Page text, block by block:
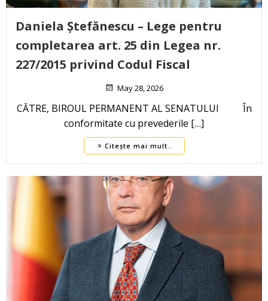
Daniela Ștefănescu – Lege pentru
completarea art. 25 din Legea nr.
227/2015 privind Codul Fiscal
May 28, 2026
CĂTRE, BIROUL PERMANENT AL SENATULUI În
conformitate cu prevederile […]
Citește mai mult..